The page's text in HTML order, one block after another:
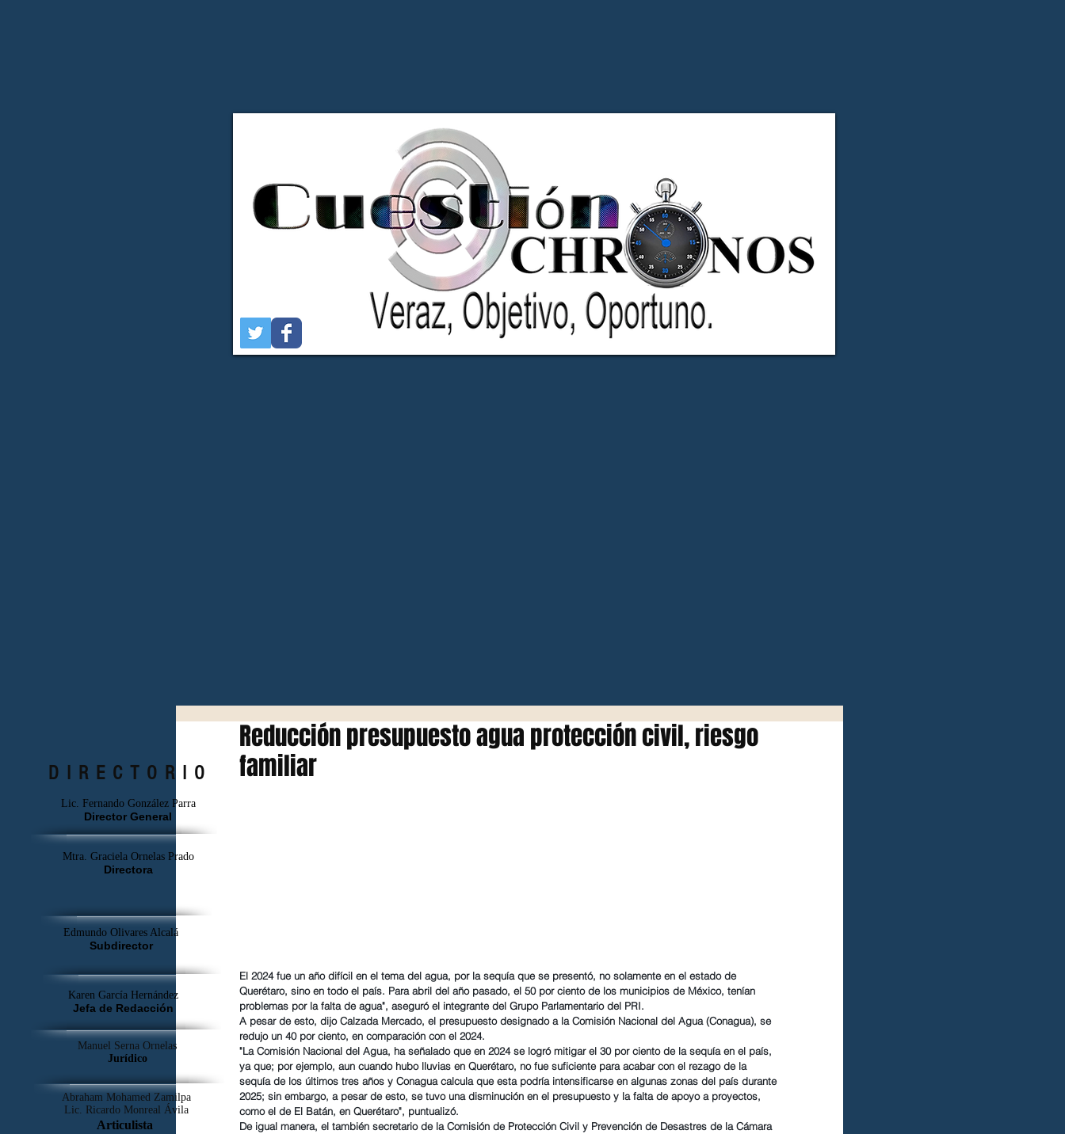
Reducción presupuesto agua protección civil, riesgo
familiar
El 2024 fue un año difícil en el tema del agua, por la sequía que se presentó, no solamente en el estado de
Querétaro, sino en todo el país. Para abril del año pasado, el 50 por ciento de los municipios de México, tenían
problemas por la falta de agua", aseguró el integrante del Grupo Parlamentario del PRI.
A pesar de esto, dijo Calzada Mercado, el presupuesto designado a la Comisión Nacional del Agua (Conagua), se
redujo un 40 por ciento, en comparación con el 2024.
"La Comisión Nacional del Agua, ha señalado que en 2024 se logró mitigar el 30 por ciento de la sequía en el país,
ya que; por ejemplo, aun cuando hubo lluvias en Querétaro, no fue suficiente para acabar con el rezago de la
sequía de los últimos tres años y Conagua calcula que esta podría intensificarse en algunas zonas del país durante
2025; sin embargo, a pesar de esto, se tuvo una disminución en el presupuesto y la falta de apoyo a proyectos,
como el de El Batán, en Querétaro", puntualizó.
De igual manera, el también secretario de la Comisión de Protección Civil y Prevención de Desastres de la Cámara
DIRECTORIO
Lic. Fernando González Parra
Director General
Mtra. Graciela Ornelas Prado
Directora
Edmundo Olivares Alcalá
Subdirector
Karen García Hernández
Jefa de Redacción
Manuel Serna Ornelas
Jurídico
Abraham Mohamed Zamilpa
Lic. Ricardo Monreal Ávila
Articulista